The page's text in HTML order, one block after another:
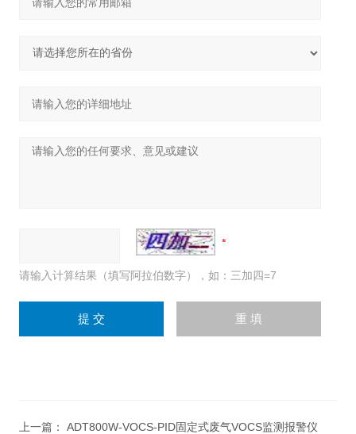
请输入计算结果（填写阿拉伯数字），如：三加四=7
上一篇： ADT800W-VOCS-PID固定式废气VOCS监测报警仪